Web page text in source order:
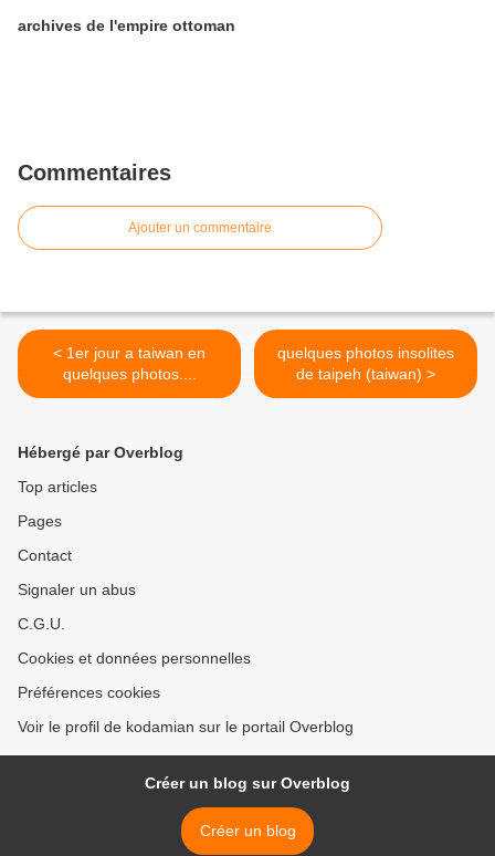
archives de l'empire ottoman
Commentaires
Ajouter un commentaire
< 1er jour a taiwan en
quelques photos....
quelques photos insolites
de taipeh (taiwan) >
Hébergé par Overblog
Top articles
Pages
Contact
Signaler un abus
C.G.U.
Cookies et données personnelles
Préférences cookies
Voir le profil de kodamian sur le portail Overblog
Créer un blog sur Overblog
Créer un blog